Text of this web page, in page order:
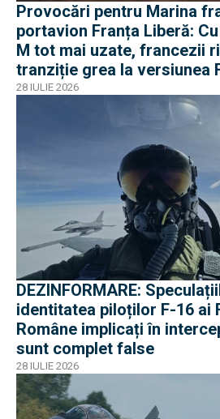
Provocări pentru Marina
portavion Franța Liberă:
M tot mai uzate, francezii
tranziție grea la versiunea
28 IULIE 2026
DEZINFORMARE:
identitatea piloților F-16 ai
Române implicați în
sunt complet false
28 IULIE 2026